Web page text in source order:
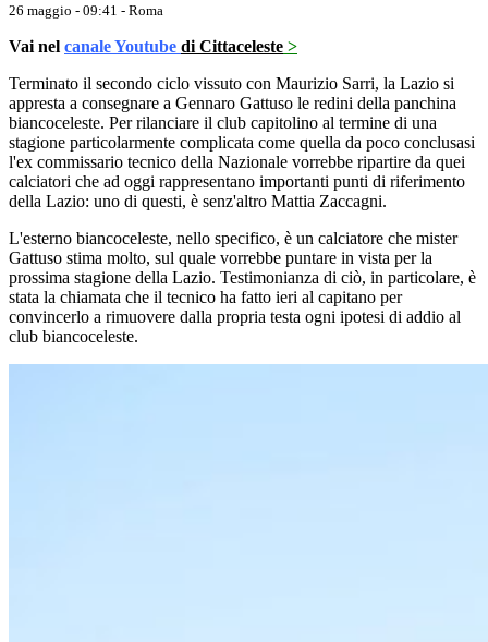
26 maggio - 09:41 - Roma
Vai nel canale Youtube di Cittaceleste >
Terminato il secondo ciclo vissuto con Maurizio Sarri, la Lazio si
appresta a consegnare a Gennaro Gattuso le redini della panchina
biancoceleste. Per rilanciare il club capitolino al termine di una
stagione particolarmente complicata come quella da poco conclusasi
l'ex commissario tecnico della Nazionale vorrebbe ripartire da quei
calciatori che ad oggi rappresentano importanti punti di riferimento
della Lazio: uno di questi, è senz'altro Mattia Zaccagni.
L'esterno biancoceleste, nello specifico, è un calciatore che mister
Gattuso stima molto, sul quale vorrebbe puntare in vista per la
prossima stagione della Lazio. Testimonianza di ciò, in particolare, è
stata la chiamata che il tecnico ha fatto ieri al capitano per
convincerlo a rimuovere dalla propria testa ogni ipotesi di addio al
club biancoceleste.